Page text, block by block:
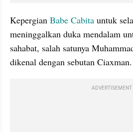
Kepergian Babe Cabita untuk
meninggalkan duka mendalam
sahabat, salah satunya
dikenal dengan sebutan Ciaxman.
ADVERTISEMENT